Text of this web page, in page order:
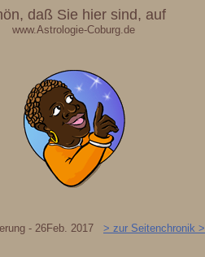
daß Sie hier sind, auf
www.Astrologie-Coburg.de
- 26Feb. 2017 > zur Seitenchronik >